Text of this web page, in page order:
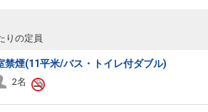
りの定員
禁煙(11平米/バス・トイレ付ダブル)
2名